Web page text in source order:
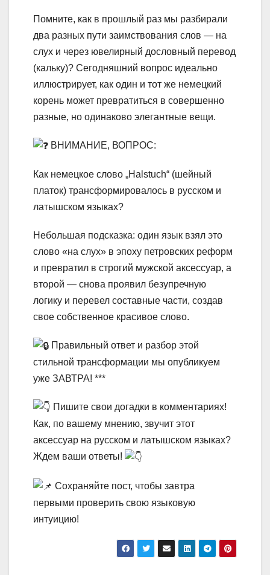
Помните, как в прошлый раз мы разбирали
два разных пути заимствования слов — на
слух и через ювелирный дословный перевод
(кальку)? Сегодняшний вопрос идеально
иллюстрирует, как один и тот же немецкий
корень может превратиться в совершенно
разные, но одинаково элегантные вещи.
ВНИМАНИЕ, ВОПРОС:
Как немецкое слово „Halstuch“ (шейный
платок) трансформировалось в русском и
латышском языках?
Небольшая подсказка: один язык взял это
слово «на слух» в эпоху петровских реформ
и превратил в строгий мужской аксессуар, а
второй — снова проявил безупречную
логику и перевел составные части, создав
свое собственное красивое слово.
Правильный ответ и разбор этой
стильной трансформации мы опубликуем
уже ЗАВТРА! ***
Пишите свои догадки в комментариях!
Как, по вашему мнению, звучит этот
аксессуар на русском и латышском языках?
Ждем ваши ответы!
Сохраняйте пост, чтобы завтра
первыми проверить свою языковую
интуицию!